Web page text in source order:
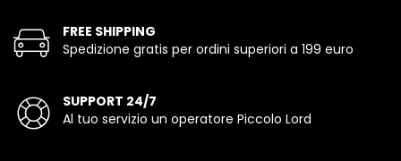
FREE SHIPPING
Spedizione gratis per ordini superiori a 199 euro
SUPPORT 24/7
Al tuo servizio un operatore Piccolo Lord